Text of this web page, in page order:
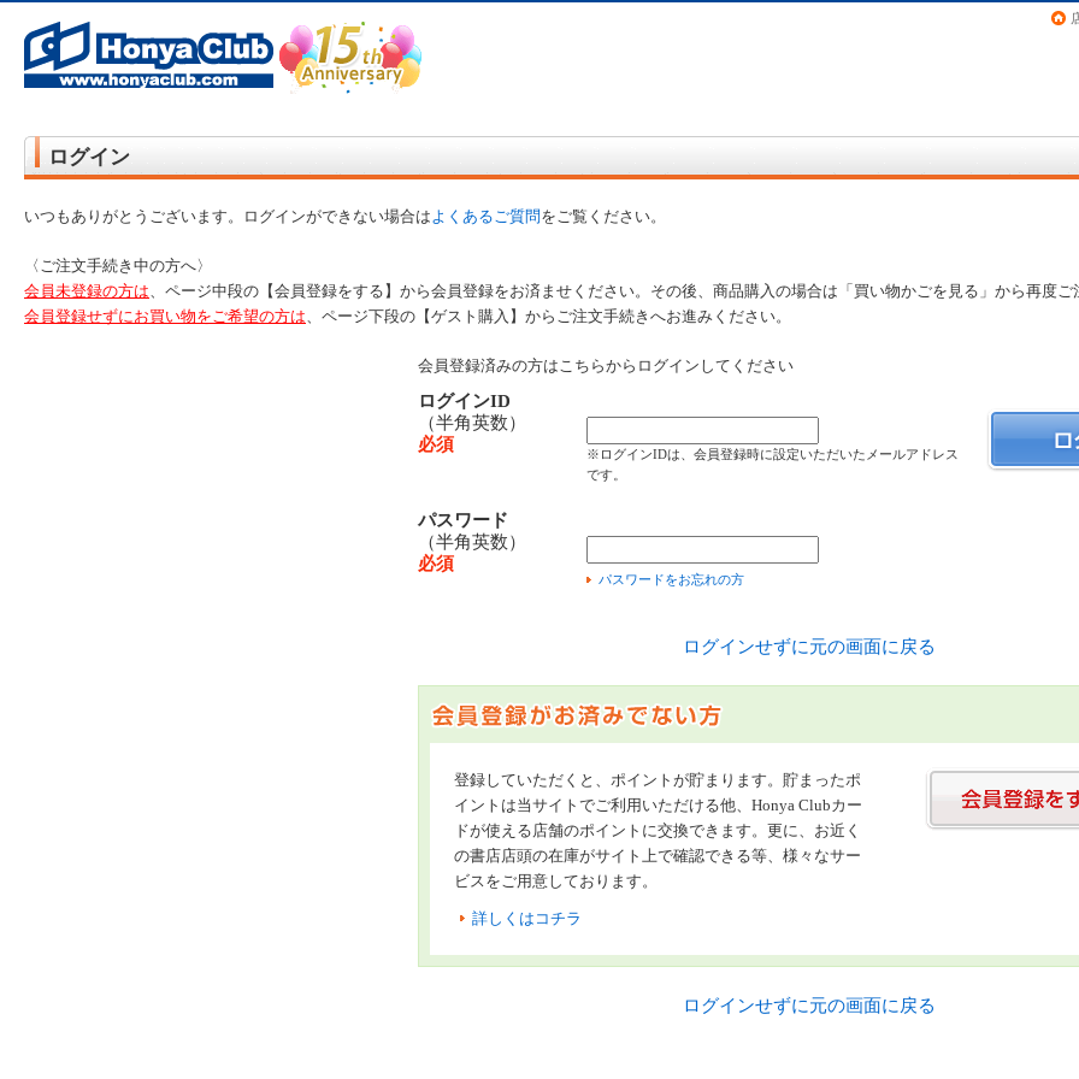
ログイン
いつもありがとうございます。ログインができない場合はよくあるご質問をご覧ください。
〈ご注文手続き中の方へ〉
会員未登録の方は、ページ中段の【会員登録をする】から会員登録をお済ませください。その後、商品購入の場合は「買い物かごを見る」から再度ご
会員登録せずにお買い物をご希望の方は、ページ下段の【ゲスト購入】からご注文手続きへお進みください。
会員登録済みの方はこちらからログインしてください
ログインID
（半角英数）
必須
※ログインIDは、会員登録時に設定いただいたメールアドレス
です。
パスワード
（半角英数）
必須
パスワードをお忘れの方
ログインせずに元の画面に戻る
登録していただくと、ポイントが貯まります。貯まったポ
イントは当サイトでご利用いただける他、Honya Clubカー
ドが使える店舗のポイントに交換できます。更に、お近く
の書店店頭の在庫がサイト上で確認できる等、様々なサー
ビスをご用意しております。
詳しくはコチラ
ログインせずに元の画面に戻る